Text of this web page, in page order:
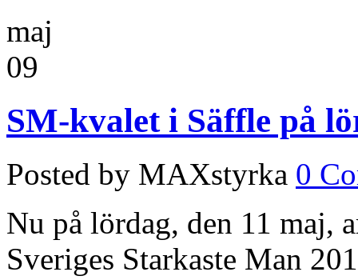
maj
09
SM-kvalet i Säffle på
Posted by MAXstyrka 0
Nu på lördag, den 11 maj,
Sveriges Starkaste Man